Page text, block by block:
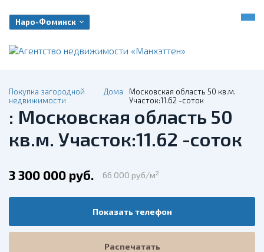
Наро-Фоминск
Покупка загородной
недвижимости
Дома
Московская область 50 кв.м.
Участок:11.62 -соток
: Московская область 50
кв.м. Участок:11.62 -соток
3 300 000 руб. 66 000 руб/м2
Показать телефон
Распечатать